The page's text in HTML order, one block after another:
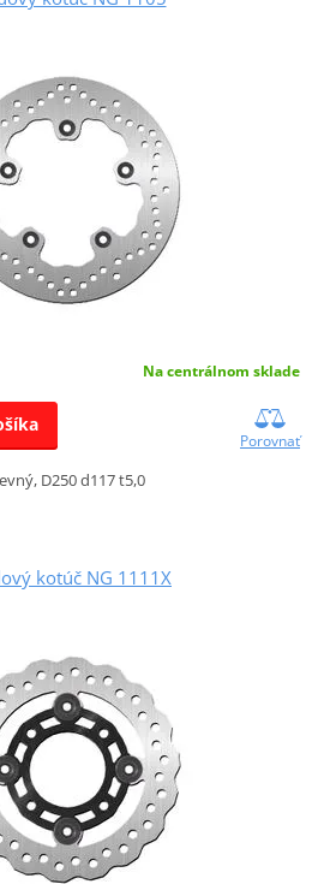
Na centrálnom sklade
Porovnať
D250 d117 t5,0
kotúč NG 1111X